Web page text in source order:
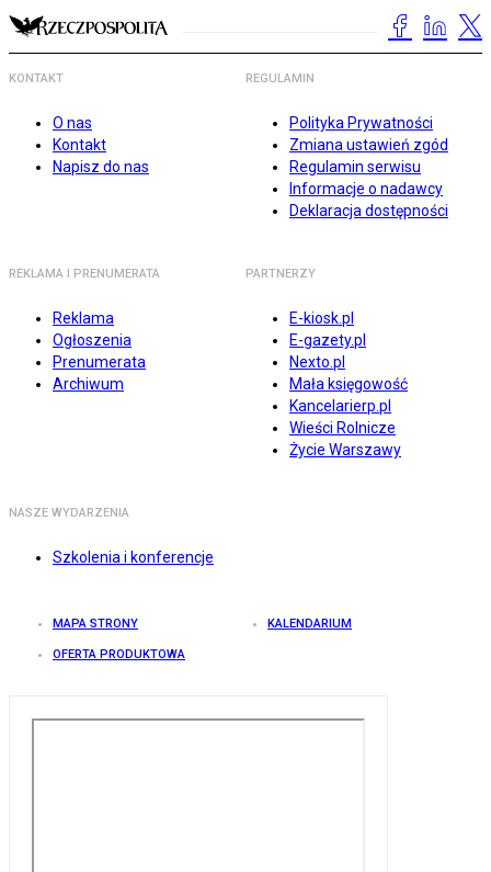
KONTAKT
O nas
Kontakt
Napisz do nas
REGULAMIN
Polityka Prywatności
Zmiana ustawień zgód
Regulamin serwisu
Informacje o nadawcy
Deklaracja dostępności
REKLAMA I PRENUMERATA
Reklama
Ogłoszenia
Prenumerata
Archiwum
PARTNERZY
E-kiosk.pl
E-gazety.pl
Nexto.pl
Mała księgowość
Kancelarierp.pl
Wieści Rolnicze
Życie Warszawy
NASZE WYDARZENIA
Szkolenia i konferencje
MAPA STRONY KALENDARIUM
OFERTA PRODUKTOWA